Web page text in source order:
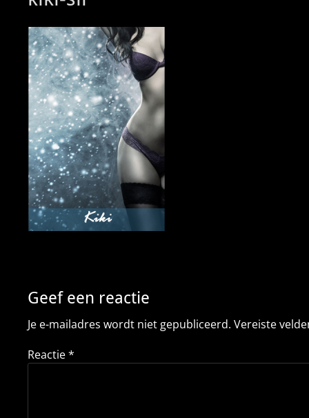
Geef een reactie
Je e-mailadres wordt niet gepubliceerd. Vereiste
Reactie*